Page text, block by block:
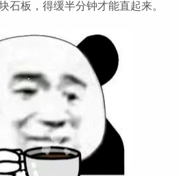
板，得缓半分钟才能直起来。